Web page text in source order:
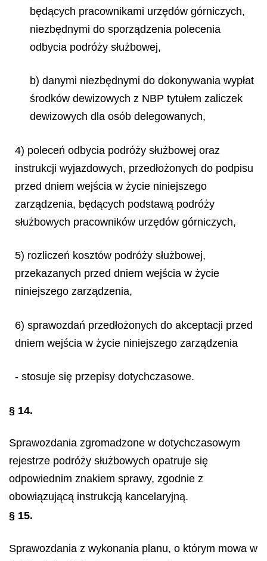
będących pracownikami urzędów górniczych,
niezbędnymi do sporządzenia polecenia
odbycia podróży służbowej,
b) danymi niezbędnymi do dokonywania wypłat
środków dewizowych z NBP tytułem zaliczek
dewizowych dla osób delegowanych,
4) poleceń odbycia podróży służbowej oraz
instrukcji wyjazdowych, przedłożonych do podpisu
przed dniem wejścia w życie niniejszego
zarządzenia, będących podstawą podróży
służbowych pracowników urzędów górniczych,
5) rozliczeń kosztów podróży służbowej,
przekazanych przed dniem wejścia w życie
niniejszego zarządzenia,
6) sprawozdań przedłożonych do akceptacji przed
dniem wejścia w życie niniejszego zarządzenia
- stosuje się przepisy dotychczasowe.
§ 14.
Sprawozdania zgromadzone w dotychczasowym
rejestrze podróży służbowych opatruje się
odpowiednim znakiem sprawy, zgodnie z
obowiązującą instrukcją kancelaryjną.
§ 15.
Sprawozdania z wykonania planu, o którym mowa w